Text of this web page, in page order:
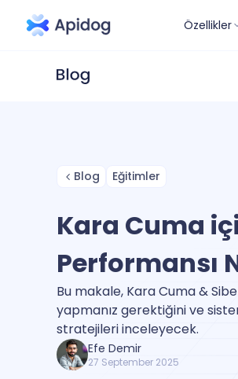
Özellikler
Blog Eğitimler
Kara Cuma
Performansı
Bu makale, Kara Cuma &
yapmanız gerektiğini ve
stratejileri inceleyecek.
Efe Demir
27 September 2025